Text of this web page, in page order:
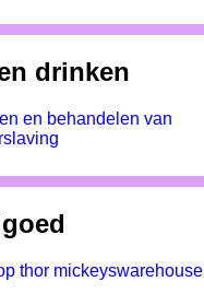
drinken
en behandelen van
thor mickeyswarehouse